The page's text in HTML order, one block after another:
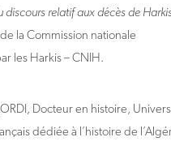
discours relatif aux décès de
la Commission nationale
les Harkis – CNIH.
Docteur en histoire,
dédiée à l’histoire de